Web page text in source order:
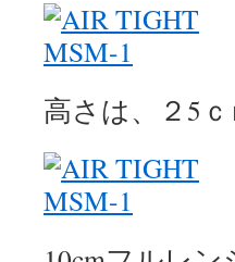
高さは、２5ｃ